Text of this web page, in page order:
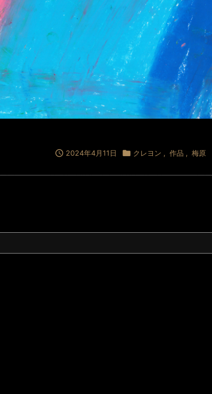
 2024年4月11日  クレヨン , 作品 , 梅原